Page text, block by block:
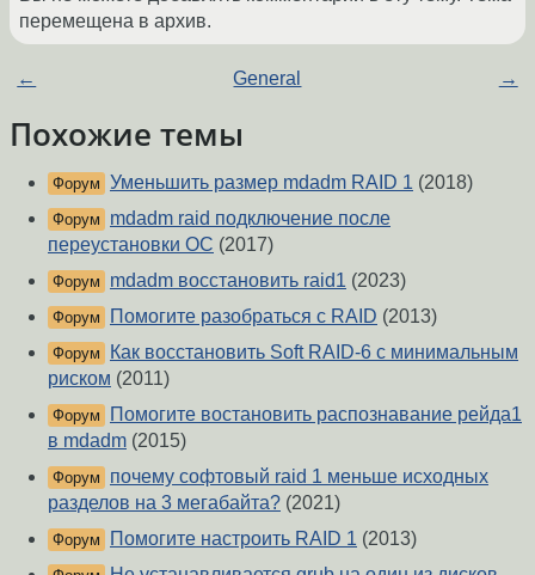
перемещена в архив.
← General →
Похожие темы
Форум Уменьшить размер mdadm RAID 1 (2018)
Форум
mdadm raid подключение после
переустановки ОС (2017)
Форум mdadm восстановить raid1 (2023)
Форум Помогите разобраться с RAID (2013)
Форум
Как восстановить Soft RAID-6 с минимальным
риском (2011)
Форум
Помогите востановить распознавание рейда1
в mdadm (2015)
Форум
почему софтовый raid 1 меньше исходных
разделов на 3 мегабайта? (2021)
Форум Помогите настроить RAID 1 (2013)